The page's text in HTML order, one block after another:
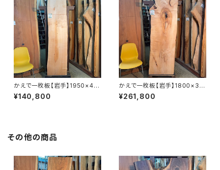
かえで一枚板【岩手】1950×40
0~470×50㎜【オイル塗装 仕
上げ済み】
¥140,800
かえで一枚板【岩手】1800×33
0~600×43㎜【オイル塗装 仕
上げ済み】
¥261,800
その他の商品